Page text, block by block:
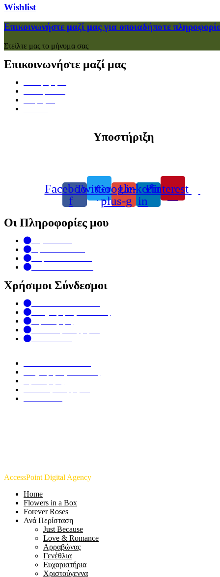
Wishlist
Επικοινωνήστε μαζί μας για οποιαδήποτε
Στείλτε μας το μήνυμα σας
Επικοινωνήστε μαζί μας
Υποστήριξη
Facebook-
f
TwitterGoogle-
plus-g
Linkedin-
in
Pinterest
Οι Πληροφορίες μου
Χρήσιμοι Σύνδεσμοι
AccessPoint Digital Agency. All Rights Reserved.
Home
Flowers in a Box
Forever Roses
Ανά Περίσταση
Just Because
Love & Romance
Αρραβώνας
Γενέθλια
Ευχαριστήρια
Χριστούγεννα